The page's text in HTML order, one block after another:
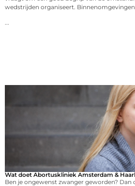
wedstrijden organiseert. Binnenomgevingen
...
Wat doet Abortuskliniek Amsterdam &
Ben je ongewenst zwanger geworden? Dan